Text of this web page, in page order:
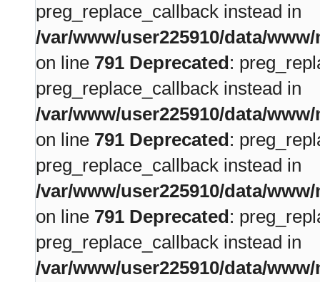
preg_replace_callback instead in
/var/www/user225910/data/
on line 791 Deprecated:
preg_replace_callback instead in
/var/www/user225910/data/
on line 791 Deprecated:
preg_replace_callback instead in
/var/www/user225910/data/
on line 791 Deprecated:
preg_replace_callback instead in
/var/www/user225910/data/